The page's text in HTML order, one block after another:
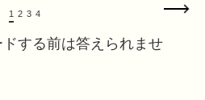
する前は答えられませ
1 2 3 4